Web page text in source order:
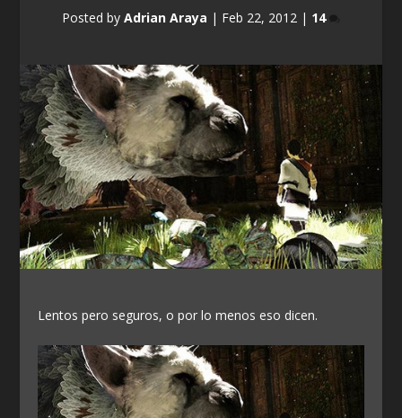
Posted by Adrian Araya | Feb 22, 2012 | 14
Lentos pero seguros, o por lo menos eso dicen.